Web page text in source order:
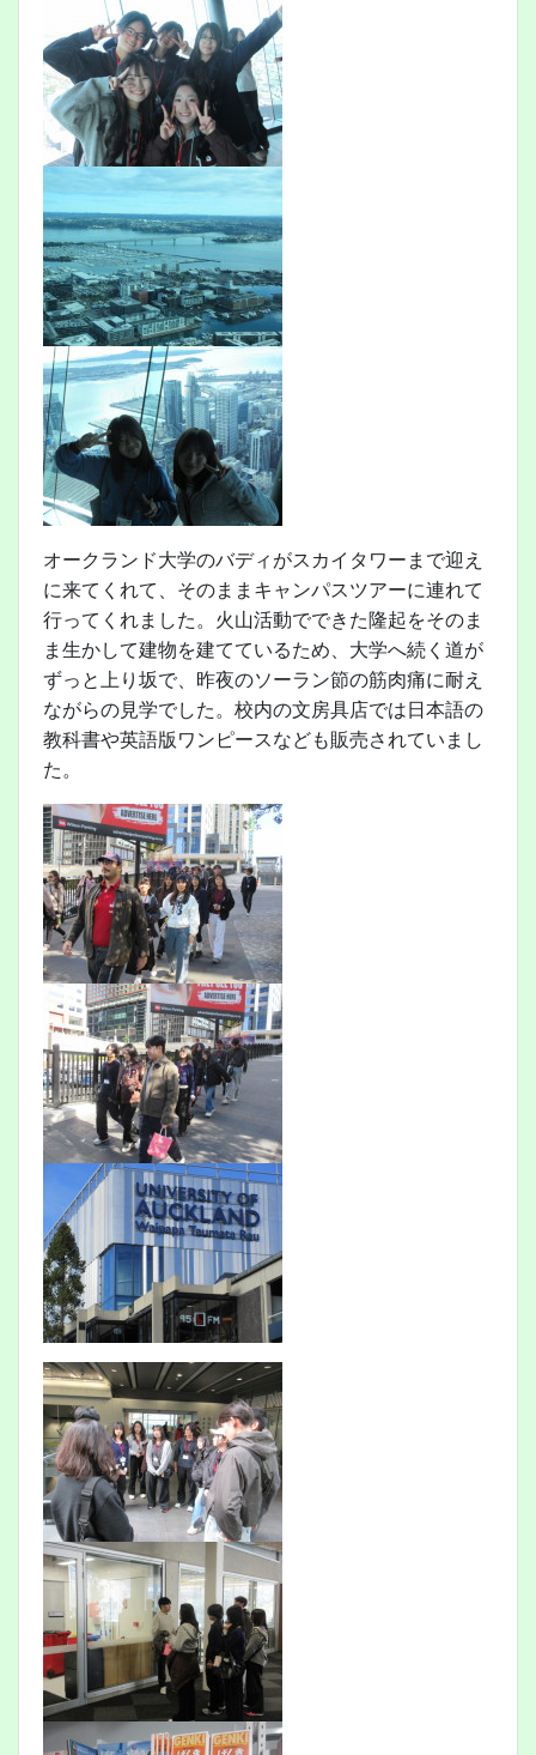
オークランド大学のバディがスカイタワーまで迎え
に来てくれて、そのままキャンパスツアーに連れて
行ってくれました。火山活動でできた隆起をそのま
ま生かして建物を建てているため、大学へ続く道が
ずっと上り坂で、昨夜のソーラン節の筋肉痛に耐え
ながらの見学でした。校内の文房具店では日本語の
教科書や英語版ワンピースなども販売されていまし
た。